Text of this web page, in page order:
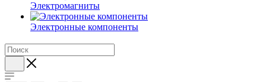
Электромагниты
Электронные компоненты